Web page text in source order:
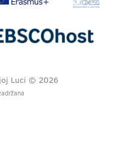
Luci © 2026